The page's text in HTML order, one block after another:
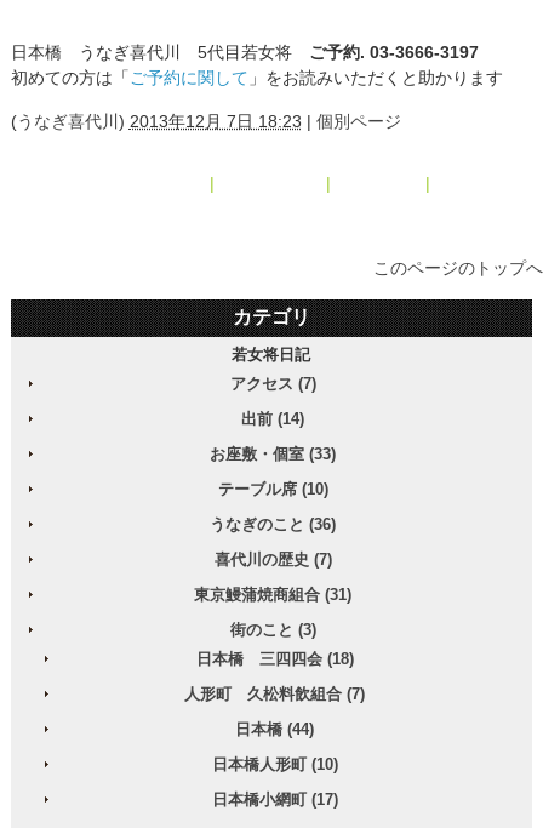
日本橋 うなぎ喜代川 5代目若女将 ご予約. 03-3666-3197
初めての方は「 ご予約に関して 」をお読みいただくと助かります
(うなぎ喜代川 ) 2013年12月 7日 18:23 | 個別ページ
| | |
このページのトップへ
カテゴリ
若女将日記
アクセス (7)
出前 (14)
お座敷・個室 (33)
テーブル席 (10)
うなぎのこと (36)
喜代川の歴史 (7)
東京鰻蒲焼商組合 (31)
街のこと (3)
日本橋 三四四会 (18)
人形町 久松料飲組合 (7)
日本橋 (44)
日本橋人形町 (10)
日本橋小網町 (17)